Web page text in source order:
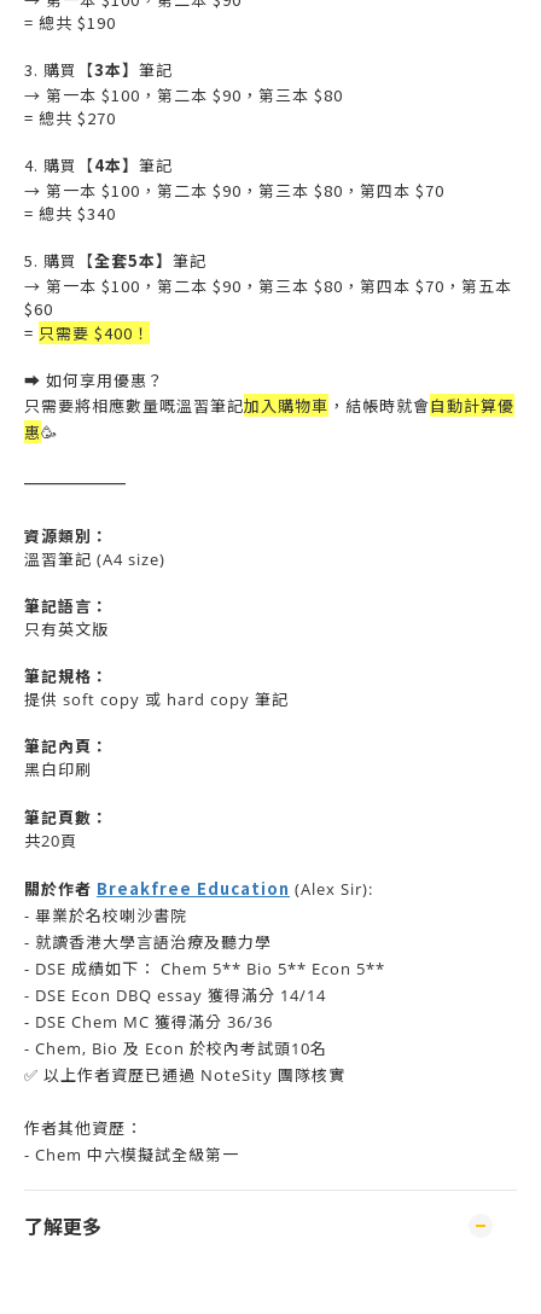
= 總共 $190
3. 購買【3本】 筆記
→ 第一本 $100，第二本 $90，第三本 $80
= 總共 $270
4. 購買【4本】 筆記
→ 第一本 $100，第二本 $90，第三本 $80，第四本 $70
= 總共 $340
5. 購買【全套5本】 筆記
→ 第一本 $100，第二本 $90，第三本 $80，第四本 $70，第五本
$60
= 只需要 $400！
➡️ 如何享用優惠？
只需要將相應數量嘅溫習筆記加入購物車 ，結帳時就會自動計算優
惠🥳
——————
資源類別：
溫習筆記 (A4 size)
筆記語言：
只有英文版
筆記規格：
提供 soft copy 或 hard copy 筆記
筆記內頁：
黑白印刷
筆記頁數：
共20頁
關於作者 Breakfree Education (Alex Sir):
- 畢業於名校喇沙書院
- 就讀香港大學言語治療及聽力學
- DSE 成績如下： Chem 5** Bio 5** Econ 5**
- DSE Econ DBQ essay 獲得滿分 14/14
- DSE Chem MC 獲得滿分 36/36
- Chem, Bio 及 Econ 於校內考試頭10名
✅ 以上作者資歷已通過 NoteSity 團隊核實
作者其他資歷：
- Chem 中六模擬試全級第一
了解更多